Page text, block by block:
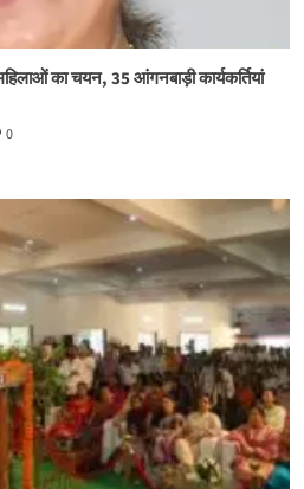
का चयन, 35 आंगनबाड़ी कार्यकर्तियां
0